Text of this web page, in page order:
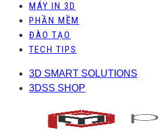
MÁY IN 3D
PHẦN MỀM
ĐÀO TẠO
TECH TIPS
3D SMART SOLUTIONS
3DSS SHOP